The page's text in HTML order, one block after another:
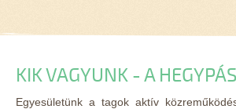
KIK VAGYUNK - A
Egyesületünk a tagok aktív